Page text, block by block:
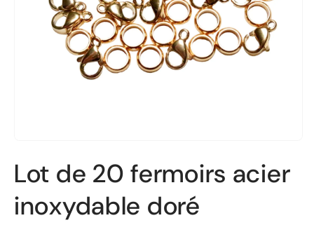
média
une
fenêtre
modale
Lot de 20 fermoirs acier
inoxydable doré